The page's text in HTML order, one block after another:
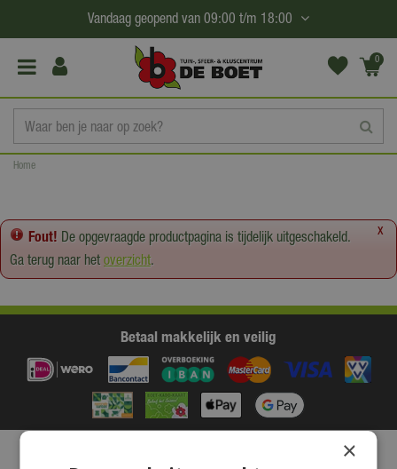
a
Home
Vandaag geopend van 09:00 t/m 18:00
0
(€0,
x
Fout! De opgevraagde productpagina is tijdelijk uitgeschakeld.
Ga terug naar hetoverzicht.
Betaal makkelijk en veilig
×